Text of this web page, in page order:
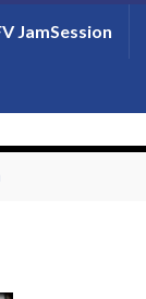
JamSession